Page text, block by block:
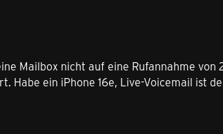
Mailbox nicht auf eine Rufannahme von
Habe ein iPhone 16e, Live-Voicemail ist